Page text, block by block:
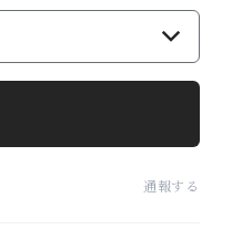
通報する